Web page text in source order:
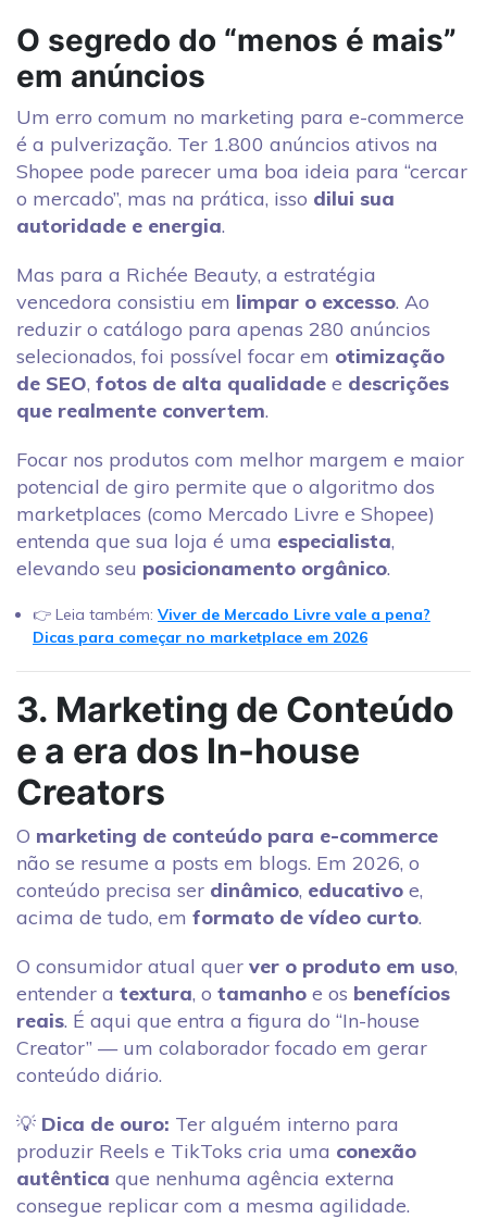
O segredo do “menos é mais”
em anúncios
Um erro comum no marketing para e-commerce
é a pulverização. Ter 1.800 anúncios ativos na
Shopee pode parecer uma boa ideia para “cercar
o mercado”, mas na prática, isso dilui sua
autoridade e energia.
Mas para a Richée Beauty, a estratégia
vencedora consistiu em limpar o excesso. Ao
reduzir o catálogo para apenas 280 anúncios
selecionados, foi possível focar em otimização
de SEO, fotos de alta qualidade e descrições
que realmente convertem.
Focar nos produtos com melhor margem e maior
potencial de giro permite que o algoritmo dos
marketplaces (como Mercado Livre e Shopee)
entenda que sua loja é uma especialista,
elevando seu posicionamento orgânico.
👉 Leia também: Viver de Mercado Livre vale a pena?
Dicas para começar no marketplace em 2026
3. Marketing de Conteúdo
e a era dos In-house
Creators
O marketing de conteúdo para e-commerce
não se resume a posts em blogs. Em 2026, o
conteúdo precisa ser dinâmico, educativo e,
acima de tudo, em formato de vídeo curto.
O consumidor atual quer ver o produto em uso,
entender a textura, o tamanho e os benefícios
reais. É aqui que entra a figura do “In-house
Creator” — um colaborador focado em gerar
conteúdo diário.
💡 Dica de ouro: Ter alguém interno para
produzir Reels e TikToks cria uma conexão
autêntica que nenhuma agência externa
consegue replicar com a mesma agilidade.